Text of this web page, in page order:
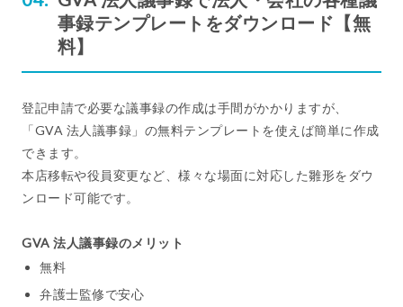
事録テンプレートをダウンロード【無
料】
登記申請で必要な議事録の作成は手間がかかりますが、
「GVA 法人議事録」の無料テンプレートを使えば簡単に作成
できます。
本店移転や役員変更など、様々な場面に対応した雛形をダウ
ンロード可能です。
GVA 法人議事録のメリット
無料
弁護士監修で安心